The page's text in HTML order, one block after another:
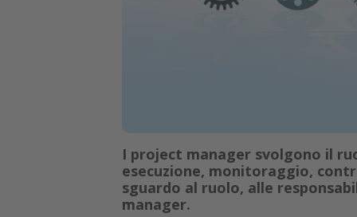
I project manager svolgono il
esecuzione, monitoraggio,
sguardo al ruolo, alle
manager.